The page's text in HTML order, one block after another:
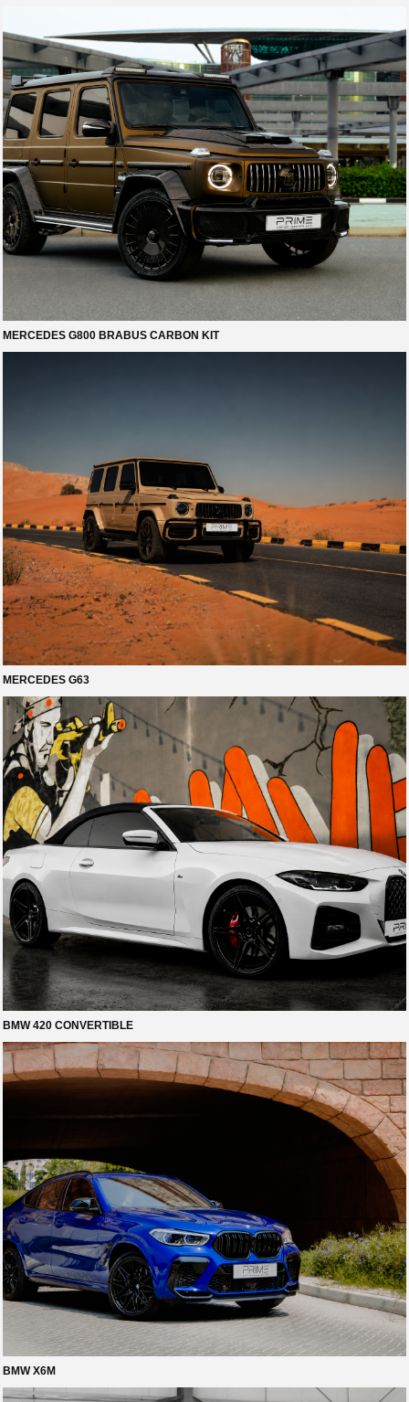
MERCEDES G800 BRABUS CARBON KIT
MERCEDES G63
BMW 420 CONVERTIBLE
BMW X6M
ЕСТЬ СОМНЕНИЯ?
МЫ ПОМОЖЕМ!
Заполните ваши данные, наш менеджер свяжется с вами
в течение 30 минут и проконсультирует по всем
волнующим вопросам
Ваше имя
Ваш телефон*
Я согласен сполитикой конфиденциальности
отправить
// получить консультацию